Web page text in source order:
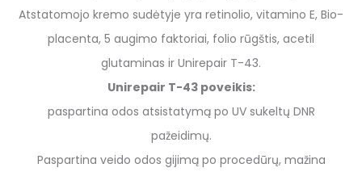
Atstatomojo kremo sudėtyje yra retinolio, vitamino E, Bio-
placenta, 5 augimo faktoriai, folio rūgštis, acetil
glutaminas ir Unirepair T-43.
Unirepair T-43 poveikis:
paspartina odos atsistatymą po UV sukeltų DNR
pažeidimų.
Paspartina veido odos gijimą po procedūrų, mažina